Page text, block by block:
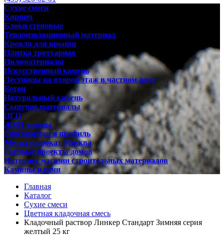
Сухие смеси
Кирпич
Блоки стеновые
Теплоизоляционный материал
Кровля для крыши
Плитка тротуарная
Пиломатериалы
Искусственный камень
Лестницы на второй этаж в частном доме
Бетон
Натуральный камень
Сыпучие материалы
ПГП
ЖБИ заводы
Гипсокартон и профиль
Металлопрокат Москва
Готовые проекты домов
Интернет магазин строительных материалов
Камины и печи
Главная
Каталог
Сухие смеси
Цветная кладочная смесь
Кладочный раствор Линкер Стандарт Зимняя серия
желтый 25 кг